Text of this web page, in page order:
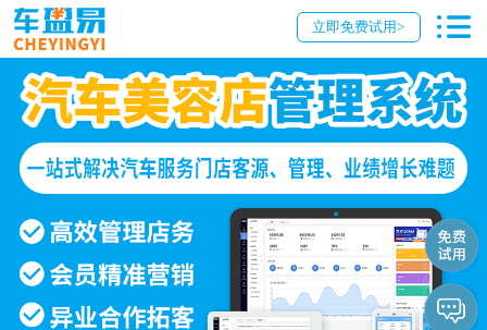
立即免费试用>